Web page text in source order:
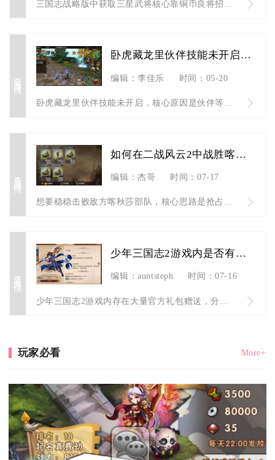
卧虎藏龙里伙伴技能未开启是为什么
编辑：李佳乐 时间：05-20
查看详情
如何在二战风云2中战胜喀秋莎
编辑：杰哥 时间：07-17
想要稳稳击败敌方喀秋莎部队，核心思路是抢占制空权先行拔除远程...
查看详情
少年三国志2游戏内是否有相应的礼包赠送
编辑：auntsteph 时间：07-16
玩家必看 More+